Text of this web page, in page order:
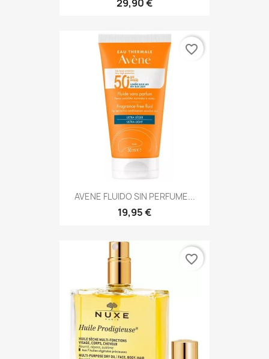
29,90 €
AVENE FLUIDO SIN PERFUME...
19,95 €
favorite_border
favorite_border